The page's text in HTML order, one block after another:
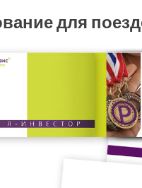
для